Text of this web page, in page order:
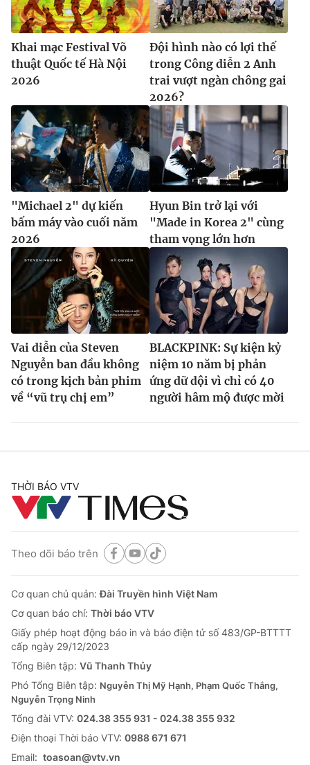
Khai mạc Festival Võ
thuật Quốc tế Hà Nội
2026
Đội hình nào có lợi thế
trong Công diễn 2 Anh
trai vượt ngàn chông gai
2026?
"Michael 2" dự kiến
bấm máy vào cuối năm
2026
Hyun Bin trở lại với
"Made in Korea 2" cùng
tham vọng lớn hơn
Vai diễn của Steven
Nguyễn ban đầu không
có trong kịch bản phim
về “vũ trụ chị em”
BLACKPINK: Sự kiện kỷ
niệm 10 năm bị phản
ứng dữ dội vì chỉ có 40
người hâm mộ được mời
THỜI BÁO VTV
Theo dõi báo trên
Cơ quan chủ quản:Đài Truyền hình Việt Nam
Cơ quan báo chí: Thời báo VTV
Giấy phép hoạt động báo in và báo điện tử số 483/GP-BTTTT
cấp ngày 29/12/2023
Tổng Biên tập: Vũ Thanh Thủy
Phó Tổng Biên tập: Nguyễn Thị Mỹ Hạnh, Phạm Quốc Thắng,
Nguyễn Trọng Ninh
Tổng đài VTV: 024.38 355 931 - 024.38 355 932
Ðiện thoại Thời báo VTV: 0988 671 671
Email: toasoan@vtv.vn